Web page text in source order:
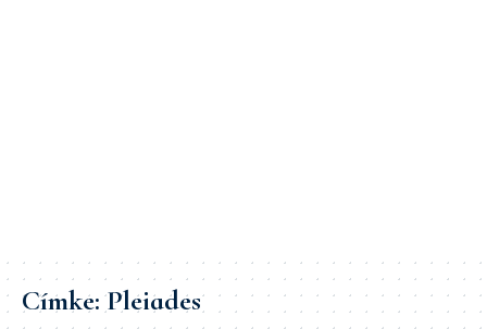
Címke:Pleiades